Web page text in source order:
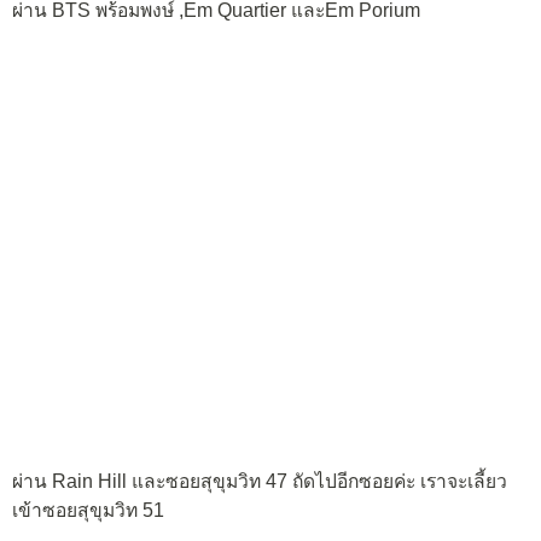
ผ่าน BTS พร้อมพงษ์ ,Em Quartier และEm Porium
ผ่าน Rain Hill และซอยสุขุมวิท 47 ถัดไปอีกซอยค่ะ เราจะเลี้ยว
เข้าซอยสุขุมวิท 51